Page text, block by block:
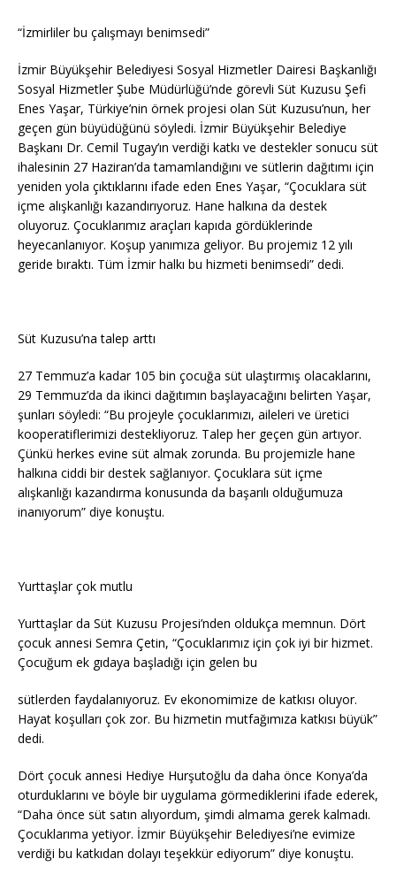
“İzmirliler bu çalışmayı benimsedi”
İzmir Büyükşehir Belediyesi Sosyal Hizmetler Dairesi Başkanlığı
Sosyal Hizmetler Şube Müdürlüğü’nde görevli Süt Kuzusu Şefi
Enes Yaşar, Türkiye’nin örnek projesi olan Süt Kuzusu’nun, her
geçen gün büyüdüğünü söyledi. İzmir Büyükşehir Belediye
Başkanı Dr. Cemil Tugay’ın verdiği katkı ve destekler sonucu süt
ihalesinin 27 Haziran’da tamamlandığını ve sütlerin dağıtımı için
yeniden yola çıktıklarını ifade eden Enes Yaşar, “Çocuklara süt
içme alışkanlığı kazandırıyoruz. Hane halkına da destek
oluyoruz. Çocuklarımız araçları kapıda gördüklerinde
heyecanlanıyor. Koşup yanımıza geliyor. Bu projemiz 12 yılı
geride bıraktı. Tüm İzmir halkı bu hizmeti benimsedi” dedi.
Süt Kuzusu’na talep arttı
27 Temmuz’a kadar 105 bin çocuğa süt ulaştırmış olacaklarını,
29 Temmuz’da da ikinci dağıtımın başlayacağını belirten Yaşar,
şunları söyledi: “Bu projeyle çocuklarımızı, aileleri ve üretici
kooperatiflerimizi destekliyoruz. Talep her geçen gün artıyor.
Çünkü herkes evine süt almak zorunda. Bu projemizle hane
halkına ciddi bir destek sağlanıyor. Çocuklara süt içme
alışkanlığı kazandırma konusunda da başarılı olduğumuza
inanıyorum” diye konuştu.
Yurttaşlar çok mutlu
Yurttaşlar da Süt Kuzusu Projesi’nden oldukça memnun. Dört
çocuk annesi Semra Çetin, “Çocuklarımız için çok iyi bir hizmet.
Çocuğum ek gıdaya başladığı için gelen bu
sütlerden faydalanıyoruz. Ev ekonomimize de katkısı oluyor.
Hayat koşulları çok zor. Bu hizmetin mutfağımıza katkısı büyük”
dedi.
Dört çocuk annesi Hediye Hurşutoğlu da daha önce Konya’da
oturduklarını ve böyle bir uygulama görmediklerini ifade ederek,
“Daha önce süt satın alıyordum, şimdi almama gerek kalmadı.
Çocuklarıma yetiyor. İzmir Büyükşehir Belediyesi’ne evimize
verdiği bu katkıdan dolayı teşekkür ediyorum” diye konuştu.